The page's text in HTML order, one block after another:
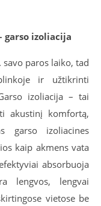
garso izoliacija
paros laiko, tad
ir užtikrinti
izoliacija – tai
akustinį komfortą,
garso izoliacines
kaip akmens vata
absorbuoja
lengvos, lengvai
vietose be